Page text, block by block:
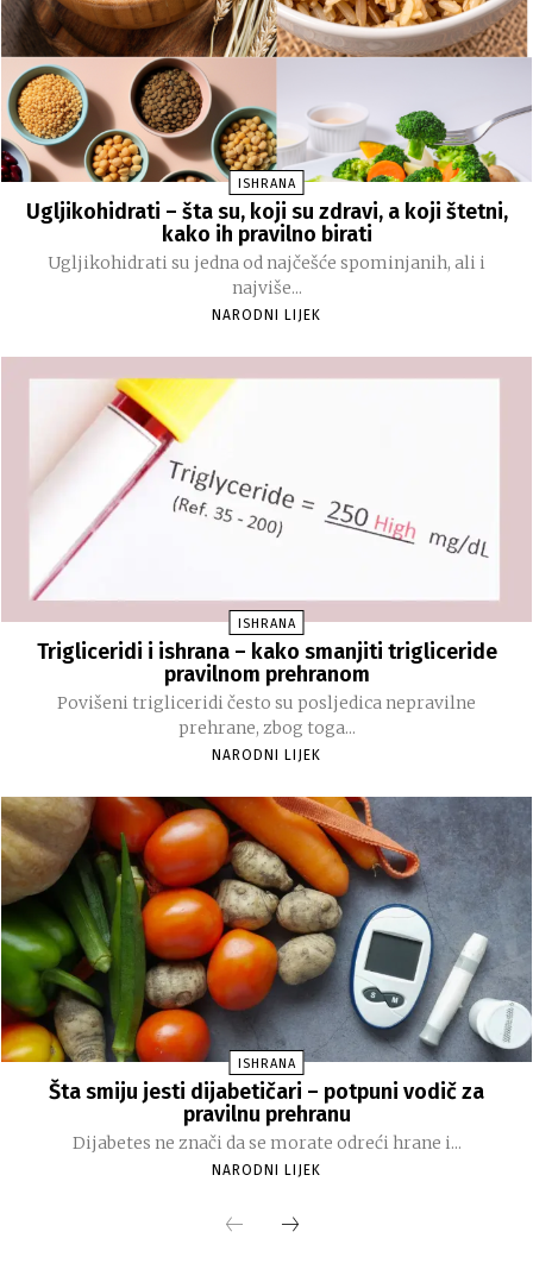
ISHRANA
Ugljikohidrati – šta su, koji su zdravi, a koji štetni,
kako ih pravilno birati
Ugljikohidrati su jedna od najčešće spominjanih, ali i
najviše...
NARODNI LIJEK
ISHRANA
Trigliceridi i ishrana – kako smanjiti trigliceride
pravilnom prehranom
Povišeni trigliceridi često su posljedica nepravilne
prehrane, zbog toga...
NARODNI LIJEK
ISHRANA
Šta smiju jesti dijabetičari – potpuni vodič za
pravilnu prehranu
Dijabetes ne znači da se morate odreći hrane i...
NARODNI LIJEK